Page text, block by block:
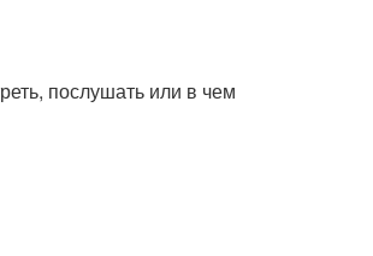
послушать или в чем